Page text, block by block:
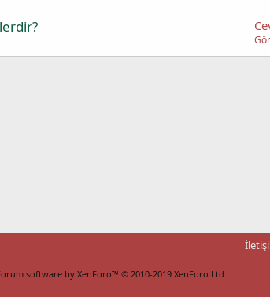
software by XenForo™ © 2010-2019 XenForo Ltd.